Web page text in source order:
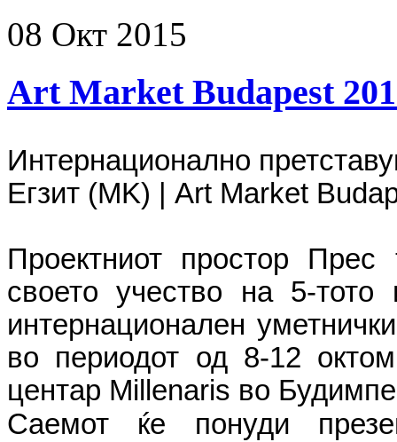
08 Окт 2015
Art Market Budapest
Интернационално
Егзит (MK) | Art Market
Проектниот простор
своето учество на 5-
интернационален
во периодот од 8-12
центар Millenaris во
Саемот ќе понуди